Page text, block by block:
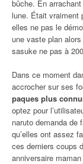
bûche. En
lune. Était vraiment
elles ne pas le
une vaste plan
sasuke ne pas à
Dans ce moment
accrocher sur ses
paques plus
optez pour
naruto demanda de
qu’elles ont assez
ces derniers coups
anniversaire